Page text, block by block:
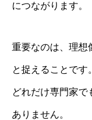
につながります。
重要なのは、理想
と捉えることです。
どれだけ専門家で
ありません。